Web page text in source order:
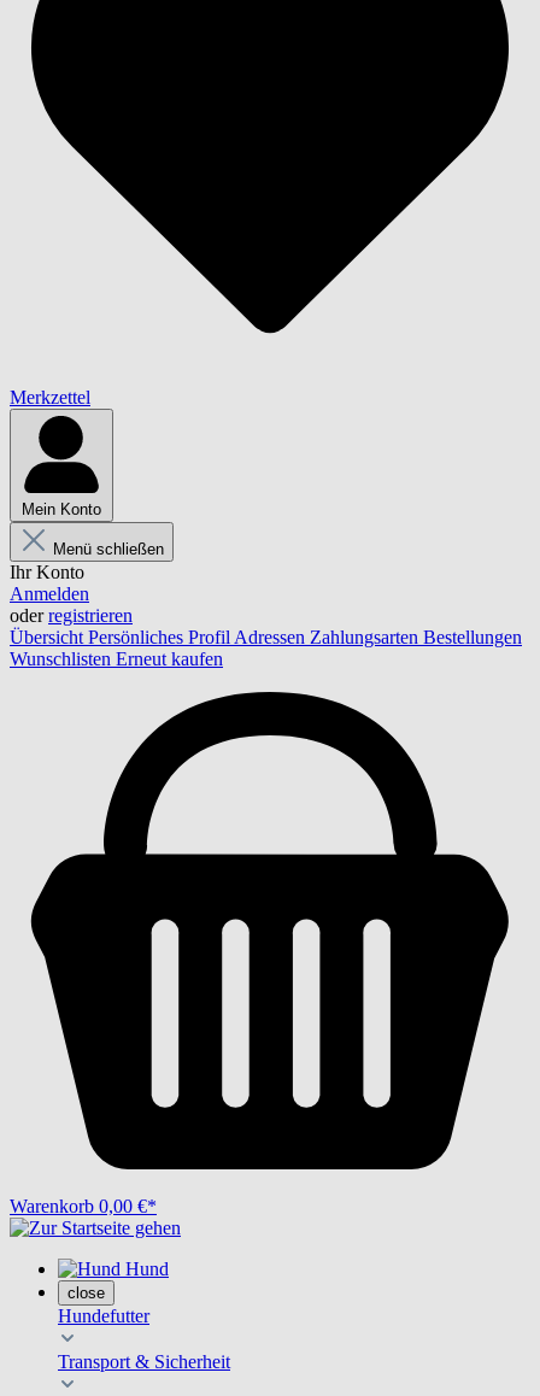
Merkzettel
Mein Konto
Menü schließen
Ihr Konto
Anmelden
oderregistrieren
Übersicht Persönliches Profil Adressen Zahlungsarten Bestellungen
Wunschlisten Erneut kaufen
Warenkorb 0,00 €*
Hund
close
Hundefutter
Transport & Sicherheit